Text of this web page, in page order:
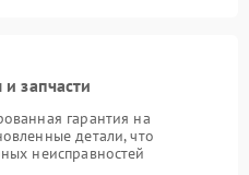
запчасти
гарантия на
детали, что
неисправностей